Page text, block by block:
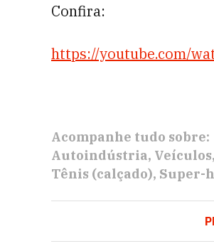
Confira:
https://youtube.com/
Acompanhe tudo sobre:
Autoindústria Veículos
Tênis (calçado) Super-